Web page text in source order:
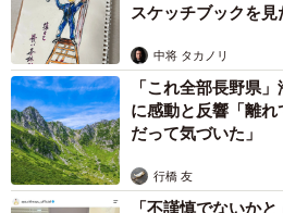
ご家庭について、鈴木さんはこう
「そもそも中学受験にお金をかけ
突破した優秀な子どもたちが集ま
環境だと思っているからです。そ
して挙げられるのは、塾だけでは
さんの可能性を伸ばそうとたくさ
スケッチブックを
中将 タカノリ
「これ全部長野県
に感動と反響「離
だって気づいた」
行橋 友
「不謹慎でないか